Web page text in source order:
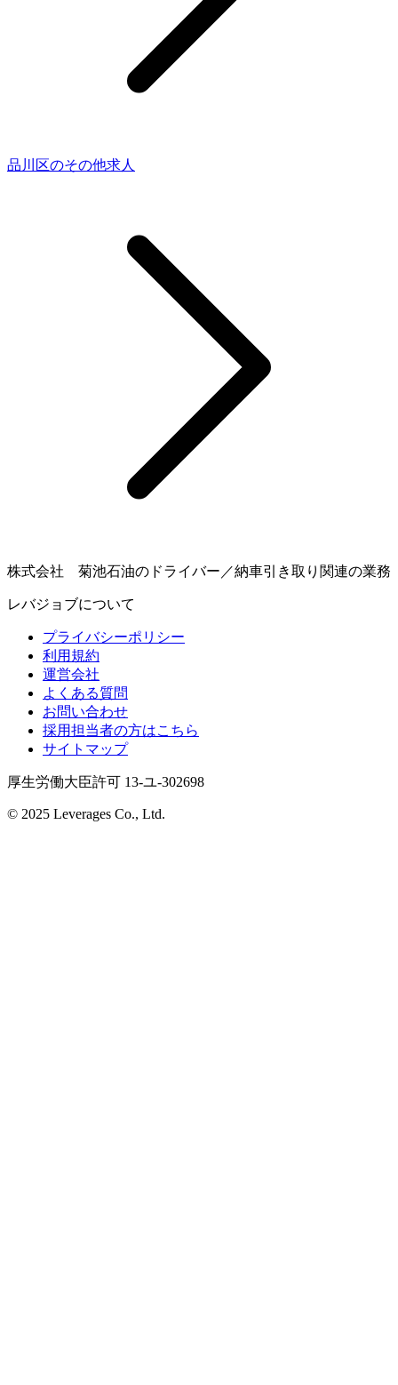
品川区のその他求人
株式会社 菊池石油のドライバー／納車引き取り関連の業務
レバジョブについて
プライバシーポリシー
利用規約
運営会社
よくある質問
お問い合わせ
採用担当者の方はこちら
サイトマップ
厚生労働大臣許可 13-ユ-302698
© 2025 Leverages Co., Ltd.